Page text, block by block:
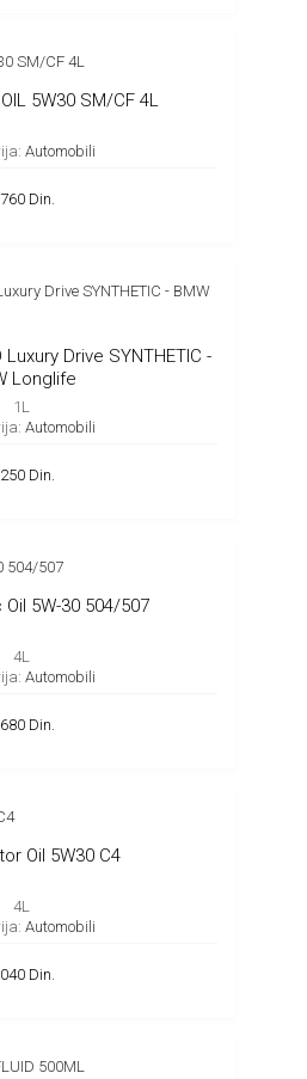
5W30 SM/CF 4L
Automobili
Din.
Drive SYNTHETIC -
Longlife
1L
Automobili
Din.
5W-30 504/507
4L
Automobili
Din.
Oil 5W30 C4
4L
Automobili
Din.